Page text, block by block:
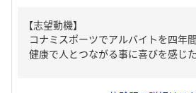
【志望動機】
コナミスポーツでアルバイトを四年
健康で人とつながる事に喜びを感じた